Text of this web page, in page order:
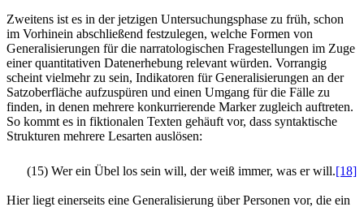
Zweitens ist es in der jetzigen Untersuchungsphase zu früh, schon
im Vorhinein abschließend festzulegen, welche Formen von
Generalisierungen für die narratologischen Fragestellungen im Zuge
einer quantitativen Datenerhebung relevant würden. Vorrangig
scheint vielmehr zu sein, Indikatoren für Generalisierungen an der
Satzoberfläche aufzuspüren und einen Umgang für die Fälle zu
finden, in denen mehrere konkurrierende Marker zugleich auftreten.
So kommt es in fiktionalen Texten gehäuft vor, dass syntaktische
Strukturen mehrere Lesarten auslösen:
(15) Wer ein Übel los sein will, der weiß immer, was er will.[18]
Hier liegt einerseits eine Generalisierung über Personen vor, die ein